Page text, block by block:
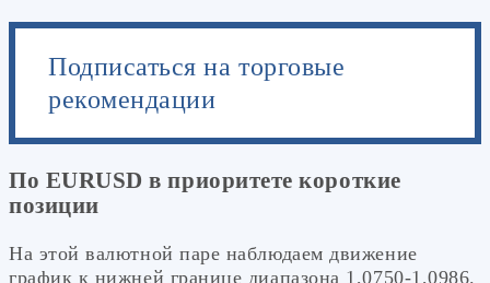
Подписаться на торговые
рекомендации
По EURUSD в приоритете короткие
позиции
На этой валютной паре наблюдаем движение
график к нижней границе диапазона 1,0750-1,0986.